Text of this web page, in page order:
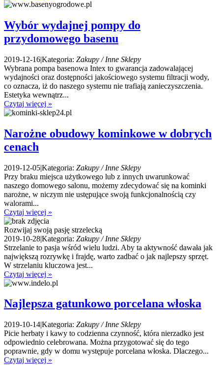
Wybór wydajnej pompy do
przydomowego basenu
2019-12-16|Kategoria: Zakupy / Inne Sklepy
Wybrana pompa basenowa Intex to gwarancja zadowalającej
wydajności oraz dostępności jakościowego systemu filtracji wody,
co oznacza, iż do naszego systemu nie trafiają zanieczyszczenia.
Estetyka wewnątrz...
Czytaj więcej »
Narożne obudowy kominkowe w dobrych
cenach
2019-12-05|Kategoria: Zakupy / Inne Sklepy
Przy braku miejsca użytkowego lub z innych uwarunkować
naszego domowego salonu, możemy zdecydować się na kominki
narożne, w niczym nie ustępujące swoją funkcjonalnością czy
walorami...
Czytaj więcej »
Rozwijaj swoją pasję strzelecką
2019-10-28|Kategoria: Zakupy / Inne Sklepy
Strzelanie to pasja wśród wielu ludzi. Aby ta aktywność dawała jak
największą rozrywkę i frajdę, warto zadbać o jak najlepszy sprzęt.
W strzelaniu kluczowa jest...
Czytaj więcej »
Najlepsza gatunkowo porcelana włoska
2019-10-14|Kategoria: Zakupy / Inne Sklepy
Picie herbaty i kawy to codzienna czynność, która nierzadko jest
odpowiednio celebrowana. Można przygotować się do tego
poprawnie, gdy w domu występuje porcelana włoska. Dlaczego...
Czytaj więcej »